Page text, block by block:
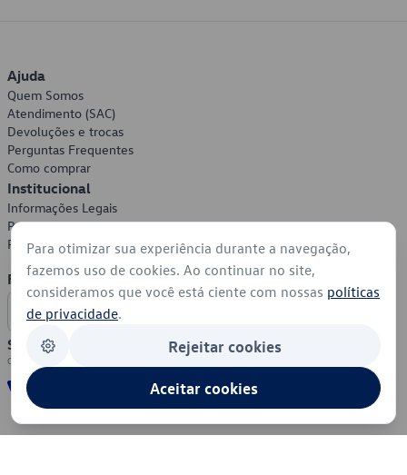
Ajuda
Quem Somos
Atendimento (SAC)
Devoluções e trocas
Perguntas Frequentes
Como comprar
Institucional
Informações Legais
Política de Privacidade
Política de Cookies
Formas de Pagamento
Segurança
Para otimizar sua experiência durante a navegação,
fazemos uso de cookies. Ao continuar no site,
consideramos que você está ciente com nossas políticas
de privacidade.
Rejeitar cookies
Aceitar cookies